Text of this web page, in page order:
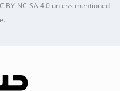
BY-NC-SA 4.0unless mentioned